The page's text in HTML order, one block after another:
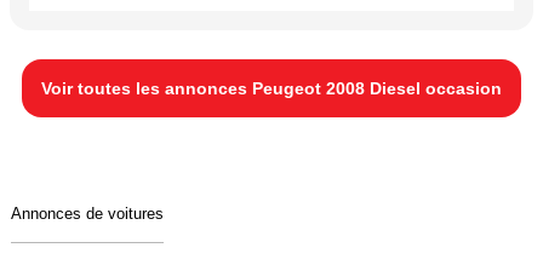
Voir toutes les annonces Peugeot 2008 Diesel occasion
Annonces de voitures